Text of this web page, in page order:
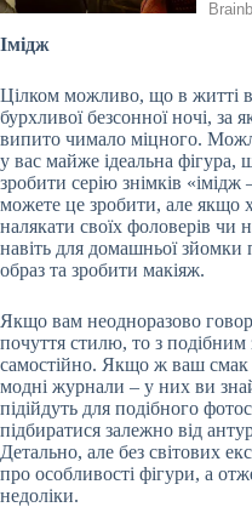
Імідж
Цілком можливо, що в житті
бурхливої безсонної ночі, за
випито чимало міцного.
у вас майже ідеальна фігура,
зробити серію знімків
можете це зробити, але якщо
налякати своїх фоловерів чи
навіть для домашньої зйомки
образ та зробити макіяж.
Якщо вам неодноразово
почуття стилю, то з подібним
самостійно. Якщо ж ваш смак
модні журнали – у них ви
підійдуть для подібного
підбиратися залежно від
Детально, але без світових
про особливості фігури, а
недоліки.